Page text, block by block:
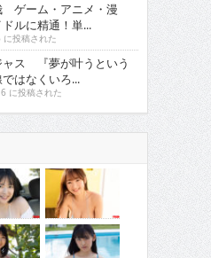
ゲーム・アニメ・漫
ルに精通！単...
投稿された
ス 『夢が叶うという
はなくいろ...
に投稿された